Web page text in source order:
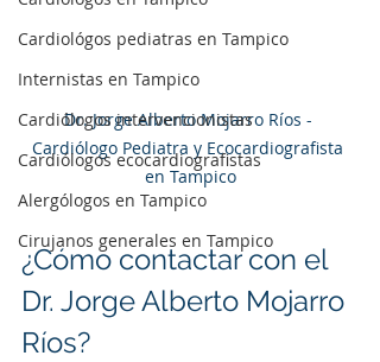
Cardiológos pediatras en Tampico
Internistas en Tampico
Cardiólogos intervencionistas
Cardiólogos ecocardiografistas
Alergólogos en Tampico
Cirujanos generales en Tampico
Dr. Jorge Alberto Mojarro Ríos -
Cardiólogo Pediatra y Ecocardiografista
en Tampico
¿Cómo contactar con el
Dr. Jorge Alberto Mojarro
Ríos?